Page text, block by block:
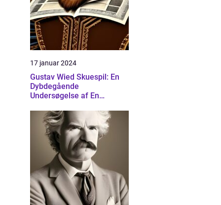
17 januar 2024
Gustav Wied Skuespil: En
Dybdegående
Undersøgelse af En